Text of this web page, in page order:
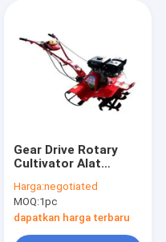
Gear Drive Rotary
Cultivator Alat
Harga:negotiated
MOQ:1pc
dapatkan harga terbaru